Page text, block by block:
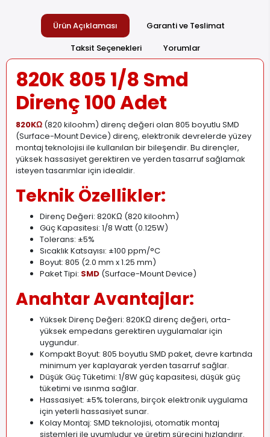
Ürün Açıklaması
Garanti ve Teslimat
Taksit Seçenekleri
Yorumlar
820K 805 1/8 Smd
Direnç 100 Adet
820KΩ (820 kiloohm) direnç değeri olan 805 boyutlu SMD
(Surface-Mount Device) direnç, elektronik devrelerde yüzey
montaj teknolojisi ile kullanılan bir bileşendir. Bu dirençler,
yüksek hassasiyet gerektiren ve yerden tasarruf sağlamak
isteyen tasarımlar için idealdir.
Teknik Özellikler:
Direnç Değeri: 820KΩ (820 kiloohm)
Güç Kapasitesi: 1/8 Watt (0.125W)
Tolerans: ±5%
Sıcaklık Katsayısı: ±100 ppm/°C
Boyut: 805 (2.0 mm x 1.25 mm)
Paket Tipi: SMD (Surface-Mount Device)
Anahtar Avantajlar:
Yüksek Direnç Değeri: 820KΩ direnç değeri, orta-
yüksek empedans gerektiren uygulamalar için
uygundur.
Kompakt Boyut: 805 boyutlu SMD paket, devre kartında
minimum yer kaplayarak yerden tasarruf sağlar.
Düşük Güç Tüketimi: 1/8W güç kapasitesi, düşük güç
tüketimi ve ısınma sağlar.
Hassasiyet: ±5% tolerans, birçok elektronik uygulama
için yeterli hassasiyet sunar.
Kolay Montaj: SMD teknolojisi, otomatik montaj
sistemleri ile uyumludur ve üretim sürecini hızlandırır.